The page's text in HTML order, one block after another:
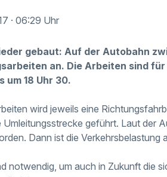
· 06:29 Uhr
gebaut: Auf der Autobahn
an. Die Arbeiten sind
um 18 Uhr 30.
wird jeweils eine
Umleitungsstrecke geführt. Laut der
Dann ist die Verkehrsbelastung
notwendig, um auch in Zukunft die